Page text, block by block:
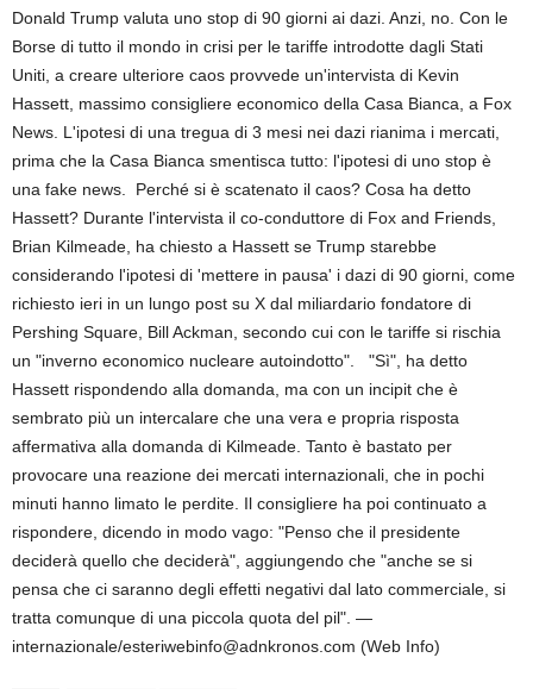
Donald Trump valuta uno stop di 90 giorni ai dazi. Anzi, no. Con le
Borse di tutto il mondo in crisi per le tariffe introdotte dagli Stati
Uniti, a creare ulteriore caos provvede un'intervista di Kevin
Hassett, massimo consigliere economico della Casa Bianca, a Fox
News. L'ipotesi di una tregua di 3 mesi nei dazi rianima i mercati,
prima che la Casa Bianca smentisca tutto: l'ipotesi di uno stop è
una fake news. Perché si è scatenato il caos? Cosa ha detto
Hassett? Durante l'intervista il co-conduttore di Fox and Friends,
Brian Kilmeade, ha chiesto a Hassett se Trump starebbe
considerando l'ipotesi di 'mettere in pausa' i dazi di 90 giorni, come
richiesto ieri in un lungo post su X dal miliardario fondatore di
Pershing Square, Bill Ackman, secondo cui con le tariffe si rischia
un "inverno economico nucleare autoindotto". "Sì", ha detto
Hassett rispondendo alla domanda, ma con un incipit che è
sembrato più un intercalare che una vera e propria risposta
affermativa alla domanda di Kilmeade. Tanto è bastato per
provocare una reazione dei mercati internazionali, che in pochi
minuti hanno limato le perdite. Il consigliere ha poi continuato a
rispondere, dicendo in modo vago: "Penso che il presidente
deciderà quello che deciderà", aggiungendo che "anche se si
pensa che ci saranno degli effetti negativi dal lato commerciale, si
tratta comunque di una piccola quota del pil". —
internazionale/esteriwebinfo@adnkronos.com (Web Info)